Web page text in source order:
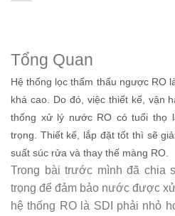
Tổng Quan
Hệ thống lọc thẩm thấu ngược RO
khá cao. Do đó, việc thiết kế, vận
thống xử lý nước RO có tuổi thọ
trọng. Thiết kế, lắp đặt tốt thì sẽ
suất súc rửa và thay thế màng RO.
Trong bài trước mình đã chia
trọng để đảm bảo nước được
hệ thống RO là SDI phải nhỏ